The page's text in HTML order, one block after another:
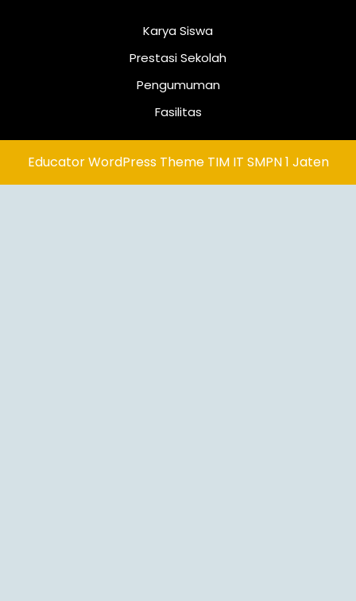
Karya Siswa
Prestasi Sekolah
Pengumuman
Fasilitas
Educator WordPress ThemeTIM IT SMPN 1 Jaten